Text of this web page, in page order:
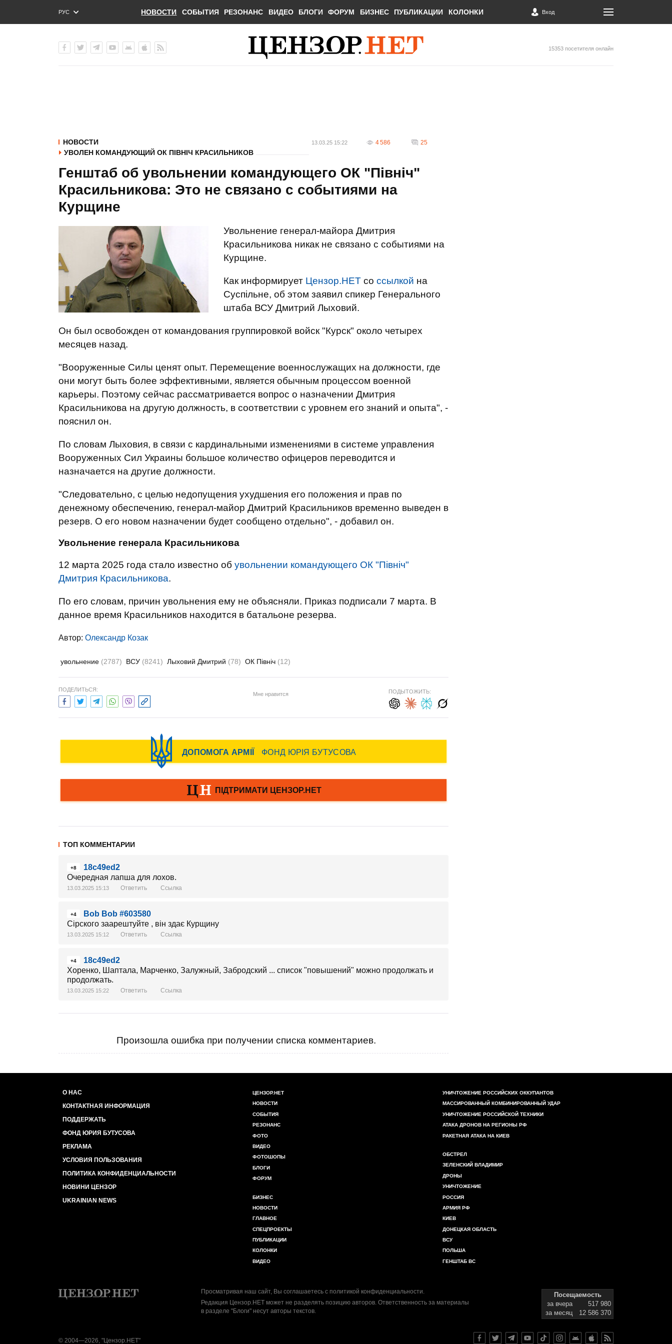
РУС
ENG
НОВОСТИ СОБЫТИЯ РЕЗОНАНС ВИДЕО БЛОГИ ФОРУМ БИЗНЕС ПУБЛИКАЦИИ КОЛОНКИ Вход
15353 посетителя онлайн
НОВОСТИ
УВОЛЕН КОМАНДУЮЩИЙ ОК ПІВНІЧ КРАСИЛЬНИКОВ
13.03.25 15:22 4 586 25
Генштаб об увольнении командующего ОК "Північ"
Красильникова: Это не связано с событиями на
Курщине
Увольнение генерал-майора Дмитрия
Красильникова никак не связано с событиями на
Курщине.
Как информирует Цензор.НЕТ со ссылкой на
Суспільне, об этом заявил спикер Генерального
штаба ВСУ Дмитрий Лыховий.
Он был освобожден от командования группировкой войск "Курск" около четырех
месяцев назад.
"Вооруженные Силы ценят опыт. Перемещение военнослужащих на должности, где
они могут быть более эффективными, является обычным процессом военной
карьеры. Поэтому сейчас рассматривается вопрос о назначении Дмитрия
Красильникова на другую должность, в соответствии с уровнем его знаний и опыта", -
пояснил он.
По словам Лыховия, в связи с кардинальными изменениями в системе управления
Вооруженных Сил Украины большое количество офицеров переводится и
назначается на другие должности.
"Следовательно, с целью недопущения ухудшения его положения и прав по
денежному обеспечению, генерал-майор Дмитрий Красильников временно выведен в
резерв. О его новом назначении будет сообщено отдельно", - добавил он.
Увольнение генерала Красильникова
12 марта 2025 года стало известно об увольнении командующего ОК "Північ"
Дмитрия Красильникова.
По его словам, причин увольнения ему не объясняли. Приказ подписали 7 марта. В
данное время Красильников находится в батальоне резерва.
Автор: Олександр Козак
увольнение (2787) ВСУ (8241) Лыховий Дмитрий (78) ОК Північ (12)
ПОДЕЛИТЬСЯ:
Мне нравится ПОДЫТОЖИТЬ:
ТОП КОММЕНТАРИИ
+8
18c49ed2
Очередная лапша для лохов.
13.03.2025 15:13 Ответить Ссылка
+4
Bob Bob #603580
Сірского заарештуйте , він здає Курщину
13.03.2025 15:12 Ответить Ссылка
+4
18c49ed2
Хоренко, Шаптала, Марченко, Залужный, Забродский ... список "повышений" можно продолжать и
продолжать.
13.03.2025 15:22 Ответить Ссылка
Произошла ошибка при получении списка комментариев.
О НАС
КОНТАКТНАЯ ИНФОРМАЦИЯ
ПОДДЕРЖАТЬ
ФОНД ЮРИЯ БУТУСОВА
РЕКЛАМА
УСЛОВИЯ ПОЛЬЗОВАНИЯ
ПОЛИТИКА КОНФИДЕНЦИАЛЬНОСТИ
НОВИНИ ЦЕНЗОР
UKRAINIAN NEWS
ЦЕНЗОР.НЕТ
НОВОСТИ
СОБЫТИЯ
РЕЗОНАНС
ФОТО
ВИДЕО
ФОТОШОПЫ
БЛОГИ
ФОРУМ
БИЗНЕС
НОВОСТИ
ГЛАВНОЕ
СПЕЦПРОЕКТЫ
ПУБЛИКАЦИИ
КОЛОНКИ
ВИДЕО
УНИЧТОЖЕНИЕ РОССИЙСКИХ ОККУПАНТОВ
МАССИРОВАННЫЙ КОМБИНИРОВАННЫЙ УДАР
УНИЧТОЖЕНИЕ РОССИЙСКОЙ ТЕХНИКИ
АТАКА ДРОНОВ НА РЕГИОНЫ РФ
РАКЕТНАЯ АТАКА НА КИЕВ
ОБСТРЕЛ
ЗЕЛЕНСКИЙ ВЛАДИМИР
ДРОНЫ
УНИЧТОЖЕНИЕ
РОССИЯ
АРМИЯ РФ
КИЕВ
ДОНЕЦКАЯ ОБЛАСТЬ
ВСУ
ПОЛЬША
ГЕНШТАБ ВС
Просматривая наш сайт, Вы соглашаетесь с политикой конфиденциальности.
Редакция Цензор.НЕТ может не разделять позицию авторов. Ответственность за материалы
в разделе "Блоги" несут авторы текстов.
Посещаемость
за вчера
517 980
за месяц
12 586 370
© 2004—2026, "Цензор.НЕТ"